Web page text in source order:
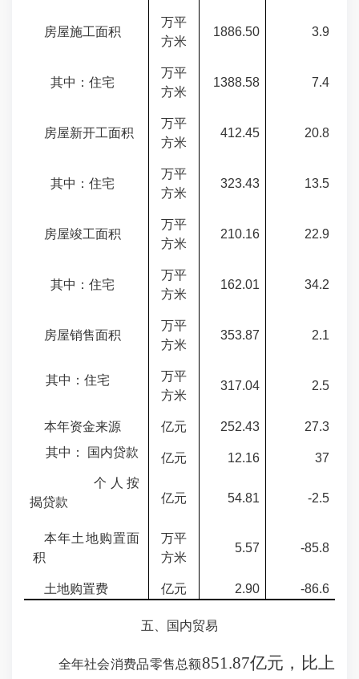
房屋施工面积
万平
方米
1886.50 3.9
其中：住宅
万平
方米
1388.58 7.4
房屋新开工面积
万平
方米
412.45 20.8
其中：住宅
万平
方米
323.43 13.5
房屋竣工面积
万平
方米
210.16 22.9
其中：住宅
万平
方米
162.01 34.2
房屋销售面积
万平
方米
353.87 2.1
其中：住宅
万平
方米
317.04 2.5
本年资金来源 亿元 252.43
27.3
其中： 国内贷款
亿元 12.16
37
个人按
揭贷款
亿元 54.81 -2.5
本年土地购置面
积
万平
方米
5.57 -85.8
土地购置费 亿元 2.90 -86.6
五、国内贸易
全年社会消费品零售总额851.87亿元，比上